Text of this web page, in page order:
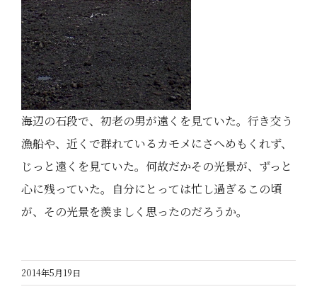
海辺の石段で、初老の男が遠くを見ていた。行き交う
漁船や、近くで群れているカモメにさへめもくれず、
じっと遠くを見ていた。何故だかその光景が、ずっと
心に残っていた。自分にとっては忙し過ぎるこの頃
が、その光景を羨ましく思ったのだろうか。
2014年5月19日